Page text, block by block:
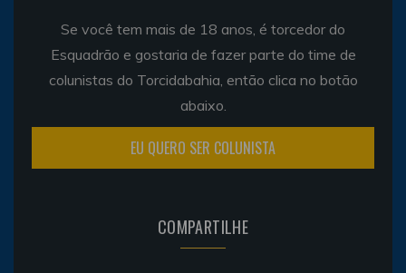
Se você tem mais de 18 anos, é torcedor do
Esquadrão e gostaria de fazer parte do time de
colunistas do Torcidabahia, então clica no botão
abaixo.
EU QUERO SER COLUNISTA
COMPARTILHE